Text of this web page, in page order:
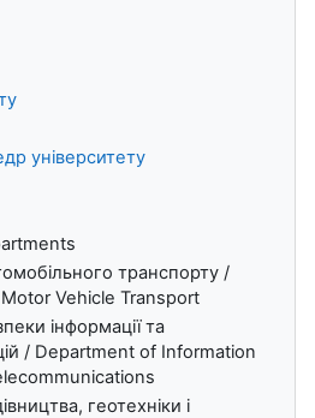
університету
транспорту /
Vehicle Transport
інформації та
/ Department of Information
геотехніки і